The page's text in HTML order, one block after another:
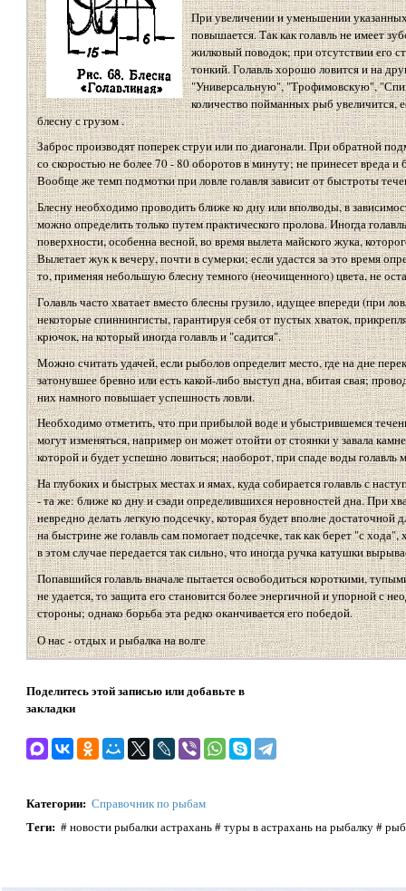
При увеличении и уменьшении
повышается. Так как голавль не имеет
жилковый поводок; при отсутствии его
тонкий. Голавль хорошо ловится и на
"Универсальную", "Трофимовскую",
количество пойманных рыб увеличится,
блесну с грузом .
Заброс производят поперек струи или по диагонали. При обратной
со скоростью не более 70 - 80 оборотов в минуту; не принесет вреда и
Вообще же темп подмотки при ловле голавля зависит от быстроты
Блесну необходимо проводить ближе ко дну или вполводы, в
можно определить только путем практического пролова. Иногда
поверхности, особенна весной, во время вылета майского жука,
Вылетает жук к вечеру, почти в сумерки; если удастся за это время
то, применяя небольшую блесну темного (неочищенного) цвета, не
Голавль часто хватает вместо блесны грузило, идущее впереди (при
некоторые спиннингисты, гарантируя себя от пустых хваток,
крючок, на который иногда голавль и "садится".
Можно считать удачей, если рыболов определит место, где на дне
затонувшее бревно или есть какой-либо выступ дна, вбитая свая;
них намного повышает успешность ловли.
Необходимо отметить, что при прибылой воде и убыстрившемся
могут изменяться, например он может отойти от стоянки у завала
которой и будет успешно ловиться; наоборот, при спаде воды
На глубоких и быстрых местах и ямах, куда собирается голавль с
- та же: ближе ко дну и сзади определившихся неровностей дна. При
невредно делать легкую подсечку, которая будет вполне достаточной
на быстрине же голавль сам помогает подсечке, так как берет "с хода",
в этом случае передается так сильно, что иногда ручка катушки
Попавшийся голавль вначале пытается освободиться короткими,
не удается, то защита его становится более энергичной и упорной с
стороны; однако борьба эта редко оканчивается его победой.
О нас - отдых и рыбалка на волге
Поделитесь этой записью или добавьте в
закладки
Категории: Справочник по рыбам
Теги: # новости рыбалки астрахань # туры в астрахань на рыбалку #